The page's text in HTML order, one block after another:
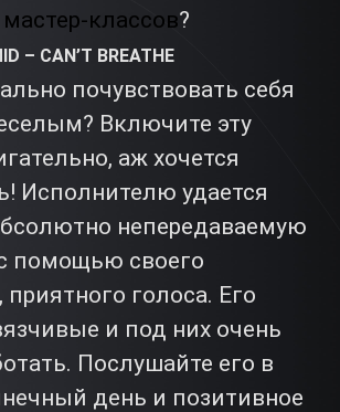
мастер-классов?
– CAN’T BREATHE
почувствовать себя
Включите эту
аж хочется
Исполнителю удается
непередаваемую
помощью своего
приятного голоса. Его
и под них очень
Послушайте его в
день и позитивное